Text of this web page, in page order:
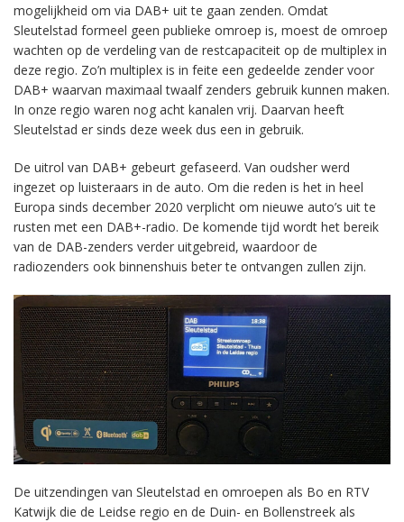
mogelijkheid om via DAB+ uit te gaan zenden. Omdat
Sleutelstad formeel geen publieke omroep is, moest de omroep
wachten op de verdeling van de restcapaciteit op de multiplex in
deze regio. Zo’n multiplex is in feite een gedeelde zender voor
DAB+ waarvan maximaal twaalf zenders gebruik kunnen maken.
In onze regio waren nog acht kanalen vrij. Daarvan heeft
Sleutelstad er sinds deze week dus een in gebruik.
De uitrol van DAB+ gebeurt gefaseerd. Van oudsher werd
ingezet op luisteraars in de auto. Om die reden is het in heel
Europa sinds december 2020 verplicht om nieuwe auto’s uit te
rusten met een DAB+-radio. De komende tijd wordt het bereik
van de DAB-zenders verder uitgebreid, waardoor de
radiozenders ook binnenshuis beter te ontvangen zullen zijn.
De uitzendingen van Sleutelstad en omroepen als Bo en RTV
Katwijk die de Leidse regio en de Duin- en Bollenstreek als